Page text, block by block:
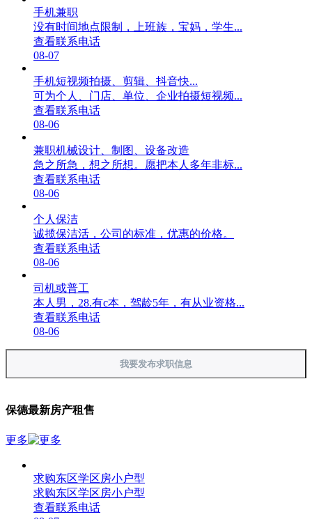
手机兼职
没有时间地点限制，上班族，宝妈，学生...
查看联系电话
08-07
手机短视频拍摄、剪辑、抖音快...
可为个人、门店、单位、企业拍摄短视频...
查看联系电话
08-06
兼职机械设计、制图、设备改造
急之所急，想之所想。愿把本人多年非标...
查看联系电话
08-06
个人保洁
诚揽保洁活，公司的标准，优惠的价格。
查看联系电话
08-06
司机或普工
本人男，28.有c本，驾龄5年，有从业资格...
查看联系电话
08-06
我要发布求职信息
保德最新房产租售
更多
求购东区学区房小户型
求购东区学区房小户型
查看联系电话